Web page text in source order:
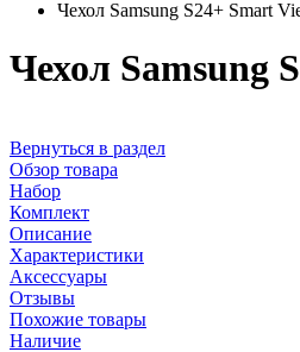
Чехол Samsung S24+ Smart
Чехол Samsung
Вернуться в раздел
Обзор товара
Набор
Комплект
Описание
Характеристики
Аксессуары
Отзывы
Похожие товары
Наличие